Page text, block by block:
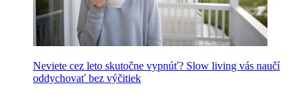
Neviete cez leto skutočne vypnúť? Slow living vás naučí
oddychovať bez výčitiek